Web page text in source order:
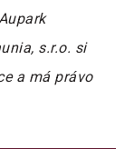
s.r.o. si
a má právo